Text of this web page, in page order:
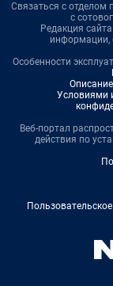
Связаться с отделом
с
Редакция
информации,
Особенности
Условиями
Веб-портал
действия по